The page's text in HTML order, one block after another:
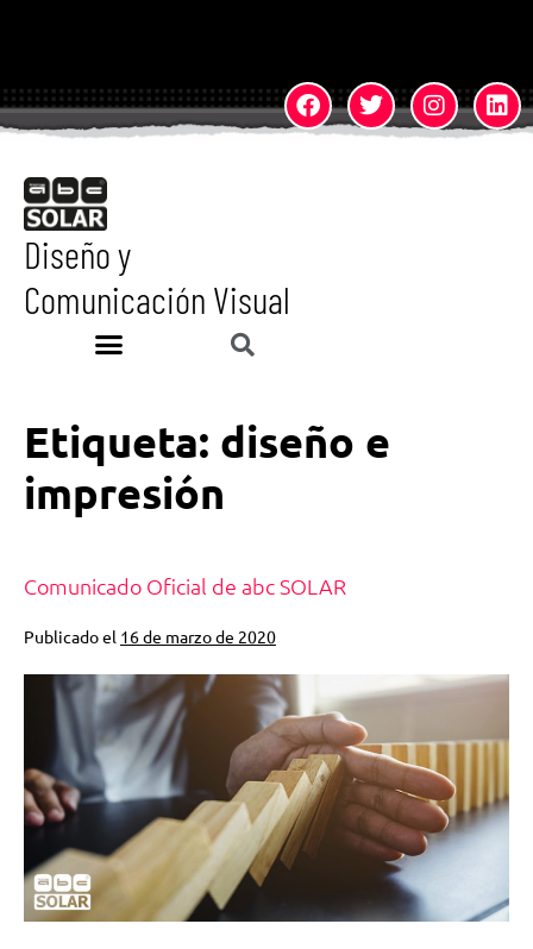
Diseño y
Comunicación Visual
Etiqueta: diseño e
impresión
Comunicado Oficial de abc SOLAR
Publicado el 16 de marzo de 2020